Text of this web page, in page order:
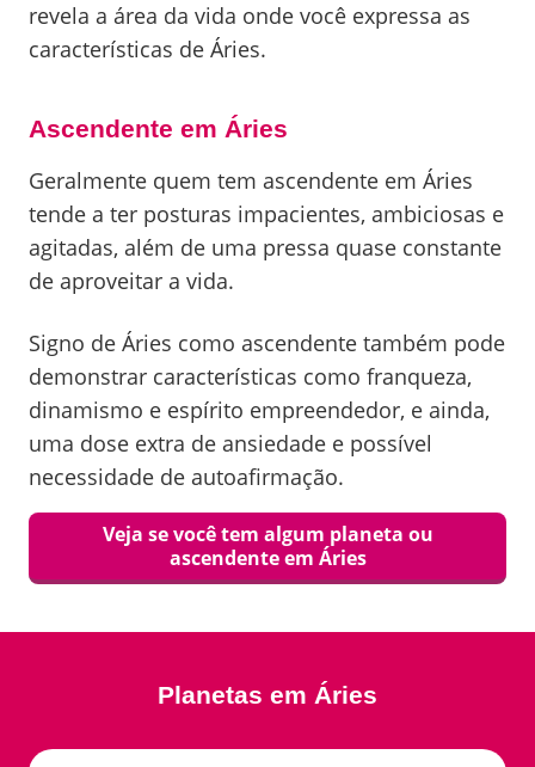
revela a área da vida onde você expressa as
características de Áries.
Ascendente em Áries
Geralmente quem tem ascendente em Áries
tende a ter posturas impacientes, ambiciosas e
agitadas, além de uma pressa quase constante
de aproveitar a vida.
Signo de Áries como ascendente também pode
demonstrar características como franqueza,
dinamismo e espírito empreendedor, e ainda,
uma dose extra de ansiedade e possível
necessidade de autoafirmação.
Veja se você tem algum planeta ou
ascendente em Áries
Planetas em Áries